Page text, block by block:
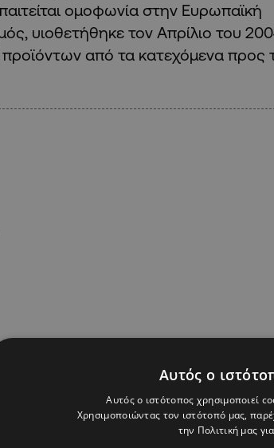
ομοφωνία στην Ευρωπαϊκή
υιοθετήθηκε τον Απρίλιο του
προϊόντων από τα κατεχόμενα προς
Αυτός ο
Αυτός ο ιστότοπος χρησιμοποιεί
Χρησιμοποιώντας τον ιστότοπό μας,
την Πολιτική μας